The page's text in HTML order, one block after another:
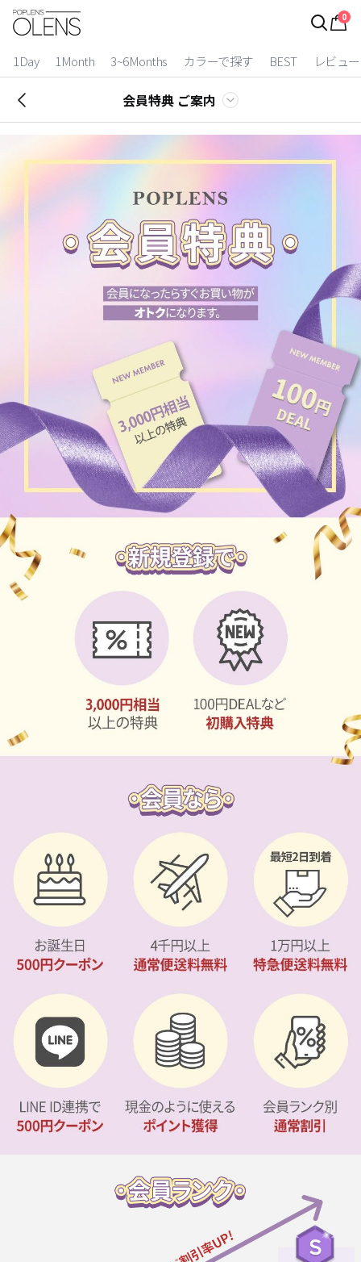
0
1Day 1Month 3~6Months カラーで探す BEST レビュー
ログイン
カラコン比較
今月限定特典
ベスト
装着期間
2 Weeks
3~6 Months
よりどりキット
チョコ
グレー
ブラック
ヘーゼル
グリーン
ピンク
乱視用
ケア用品
EYEしてる
カスタマーサービス
ショッピングガイド
アプリダウンロード
INSTAGRAM LINE
会員特典 ご案内